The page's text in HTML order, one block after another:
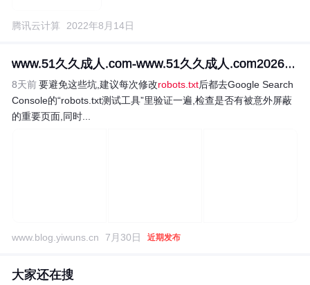
腾讯云计算 2022年8月14日
www.51久久成人.com-www.51久久成人.com2026最新版vv...
8天前要避免这些坑,建议每次修改robots.txt后都去Google Search
Console的“robots.txt测试工具”里验证一遍,检查是否有被意外屏蔽
的重要页面,同时...
www.blog.yiwuns.cn 7月30日 近期发布
大家还在搜